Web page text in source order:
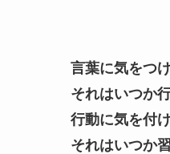
言葉に気をつけ
それはいつか
行動に気を付
それはいつか